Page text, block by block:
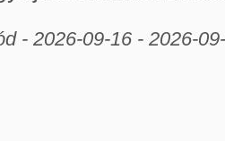
- 2026-09-16 - 2026-